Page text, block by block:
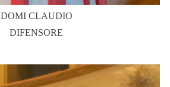
DOMI CLAUDIO
DIFENSORE